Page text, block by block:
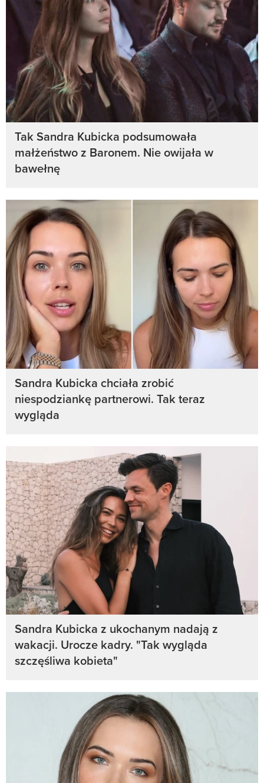
Tak Sandra Kubicka podsumowała
małżeństwo z Baronem. Nie owijała w
bawełnę
Sandra Kubicka chciała zrobić
niespodziankę partnerowi. Tak teraz
wygląda
Sandra Kubicka z ukochanym nadają z
wakacji. Urocze kadry. "Tak wygląda
szczęśliwa kobieta"